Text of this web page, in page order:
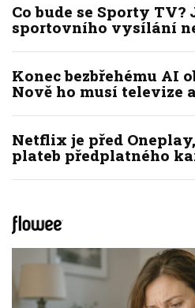
Co bude se Sporty TV?
sportovního vysílání
Konec bezbřehému AI
Nově ho musí televize
Netflix je před
plateb předplatného